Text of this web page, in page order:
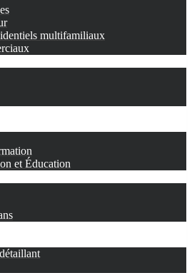
multifamiliaux
et Éducation